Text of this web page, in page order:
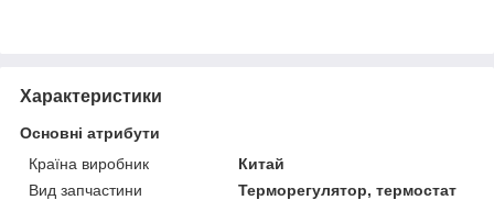
Характеристики
Основні атрибути
Країна виробник
Китай
Вид запчастини
Терморегулятор, термостат